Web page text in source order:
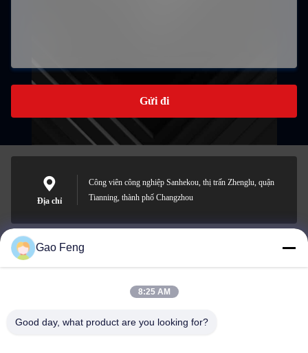
Gửi đi
Địa chỉ
Công viên công nghiệp Sanhekou, thị trấn Zhenglu, quận
Tianning, thành phố Changzhou
suli@sulidry.com
Gao Feng
8:25 AM
Good day, what product are you looking for?